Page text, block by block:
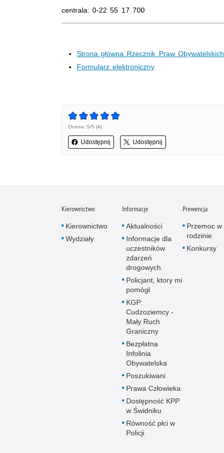
centrala: 0-22 55 17 700
Strona główna Rzecznik Praw Obywatelskich
Formularz elektroniczny
Ocena: 5/5 (4)
Udostępnij Udostępnij
Kierownictwo
Kierownictwo
Wydziały
Informacje
Aktualności
Informacje dla
uczestników
zdarzeń
drogowych.
Policjant, ktory mi
pomógł
KGP:
Cudzoziemcy -
Mały Ruch
Graniczny
Bezpłatna
Infolinia
Obywatelska
Poszukiwani
Prawa Człowieka
Dostępność KPP
w Świdniku
Równość płci w
Policji
Prewencja
Przemoc w
rodzinie
Konkursy